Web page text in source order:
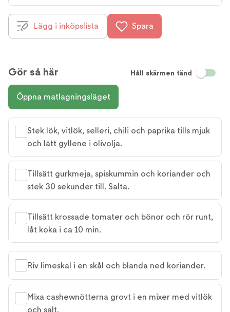
Lägg i inköpslista Spara
Gör så här Håll skärmen tänd
Öppna matlagningsläget
Stek lök, vitlök, selleri, chili och paprika tills mjuk
och lätt gyllene i olivolja.
Tillsätt gurkmeja, spiskummin och koriander och
stek 30 sekunder till. Salta.
Tillsätt krossade tomater och bönor och rör runt,
låt koka i ca 10 min.
Riv limeskal i en skål och blanda ned koriander.
Mixa cashewnötterna grovt i en mixer med vitlök
och salt.